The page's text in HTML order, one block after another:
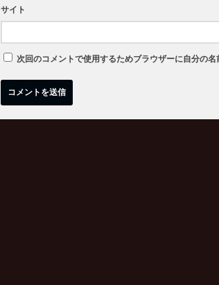
サイト
次回のコメントで使用するためブラウザーに自分の名